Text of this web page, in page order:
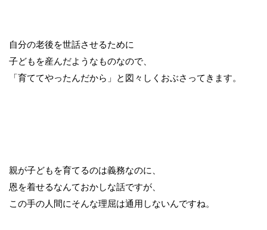
自分の老後を世話させるために
子どもを産んだようなものなので、
「育ててやったんだから」と図々しくおぶさってきます。
親が子どもを育てるのは義務なのに、
恩を着せるなんておかしな話ですが、
この手の人間にそんな理屈は通用しないんですね。